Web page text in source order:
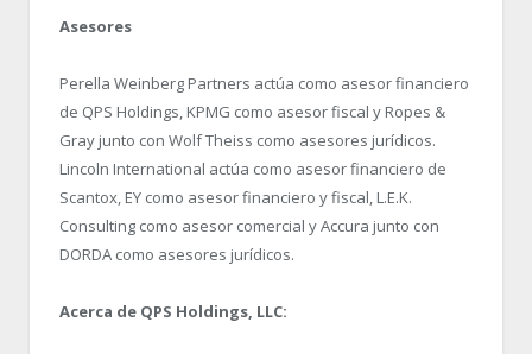
Asesores
Perella Weinberg Partners actúa como asesor financiero
de QPS Holdings, KPMG como asesor fiscal y Ropes &
Gray junto con Wolf Theiss como asesores jurídicos.
Lincoln International actúa como asesor financiero de
Scantox, EY como asesor financiero y fiscal, L.E.K.
Consulting como asesor comercial y Accura junto con
DORDA como asesores jurídicos.
Acerca de QPS Holdings, LLC: